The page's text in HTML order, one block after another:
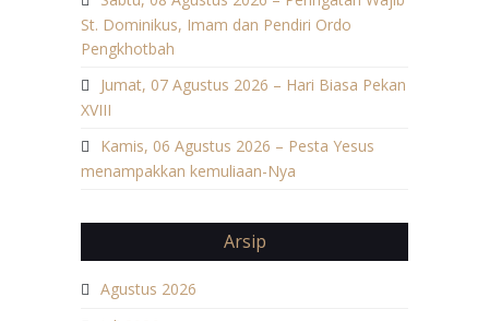
St. Dominikus, Imam dan Pendiri Ordo
Pengkhotbah
Jumat, 07 Agustus 2026 – Hari Biasa Pekan
XVIII
Kamis, 06 Agustus 2026 – Pesta Yesus
menampakkan kemuliaan-Nya
Arsip
Agustus 2026